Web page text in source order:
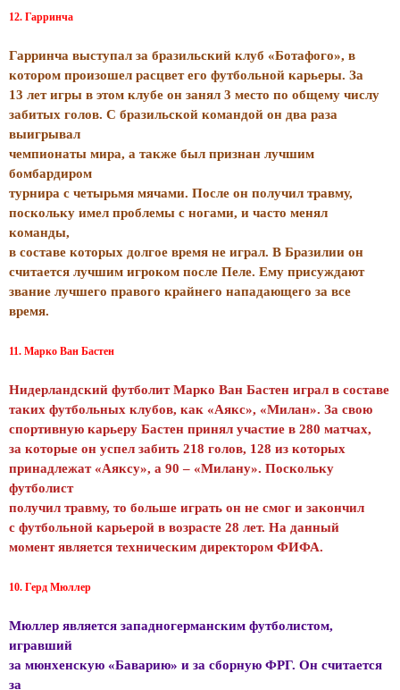
12. Гарринча
Гарринча выступал за бразильский клуб «Ботафого», в
котором произошел расцвет его футбольной карьеры. За
13 лет игры в этом клубе он занял 3 место по общему числу
забитых голов. С бразильской командой он два раза
выигрывал
чемпионаты мира, а также был признан лучшим
бомбардиром
турнира с четырьмя мячами. После он получил травму,
поскольку имел проблемы с ногами, и часто менял
команды,
в составе которых долгое время не играл. В Бразилии он
считается лучшим игроком после Пеле. Ему присуждают
звание лучшего правого крайнего нападающего за все
время.
11. Марко Ван Бастен
Нидерландский футболит Марко Ван Бастен играл в составе
таких футбольных клубов, как «Аякс», «Милан». За свою
спортивную карьеру Бастен принял участие в 280 матчах,
за которые он успел забить 218 голов, 128 из которых
принадлежат «Аяксу», а 90 – «Милану». Поскольку
футболист
получил травму, то больше играть он не смог и закончил
с футбольной карьерой в возрасте 28 лет. На данный
момент является техническим директором ФИФА.
10. Герд Мюллер
Мюллер является западногерманским футболистом,
игравший
за мюнхенскую «Баварию» и за сборную ФРГ. Он считается
за